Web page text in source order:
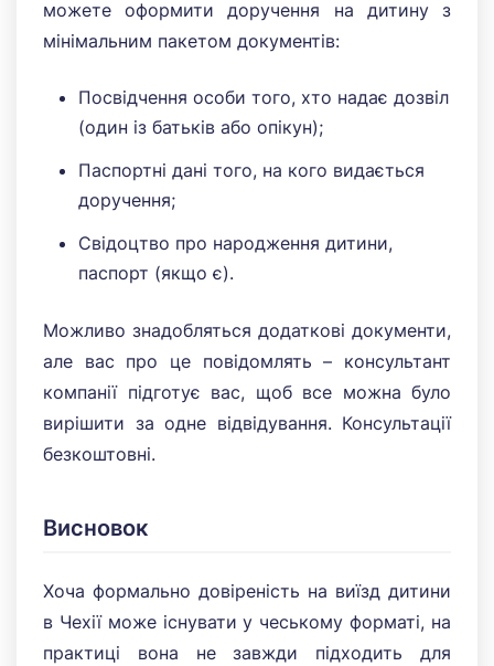
можете оформити доручення на дитину з
мінімальним пакетом документів:
Посвідчення особи того, хто надає дозвіл
(один із батьків або опікун);
Паспортні дані того, на кого видається
доручення;
Свідоцтво про народження дитини,
паспорт (якщо є).
Можливо знадобляться додаткові документи,
але вас про це повідомлять – консультант
компанії підготує вас, щоб все можна було
вирішити за одне відвідування. Консультації
безкоштовні.
Висновок
Хоча формально довіреність на виїзд дитини
в Чехії може існувати у чеському форматі, на
практиці вона не завжди підходить для